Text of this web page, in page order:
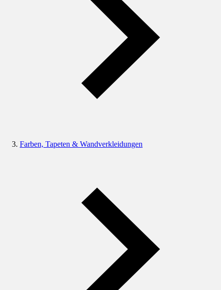
Farben, Tapeten & Wandverkleidungen